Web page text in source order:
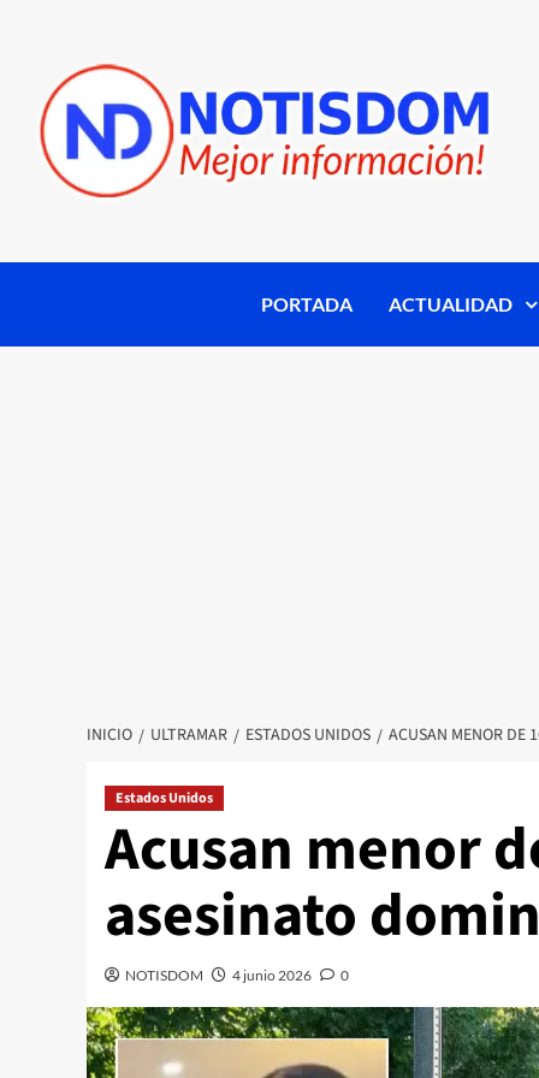
PORTADA ACTUALIDAD
INICIO ULTRAMAR ESTADOS UNIDOS ACUSAN MENOR DE
Estados Unidos
Acusan menor
asesinato
NOTISDOM 4 junio 2026 0